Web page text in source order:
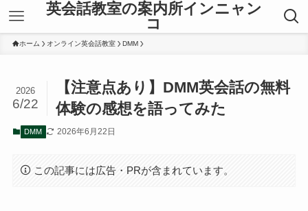
英会話教室の案内所インニャン
コ
ホーム オンライン英会話教室 DMM
【注意点あり】DMM英会話の無料
体験の感想を語ってみた
2026
6/22
DMM 2026年6月22日
この記事には広告・PRが含まれています。